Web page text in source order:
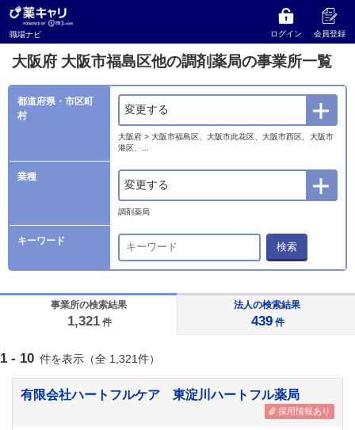
職場ナビ ログイン 会員登録
薬キャリ 職場ナビ
大阪市福島区他の調剤薬局の事業所一覧
大阪府 大阪市福島区他の調剤薬局の事業所一覧
都道府県・市区町
村
変更する
大阪府 > 大阪市福島区、大阪市此花区、大阪市西区、大阪市
港区、...
業種
変更する
調剤薬局
キーワード 検索
事業所の検索結果
1,321 件
法人の検索結果
439 件
1 - 10 件を表示（全 1,321件）
有限会社ハートフルケア 東淀川ハートフル薬局
採用情報あり